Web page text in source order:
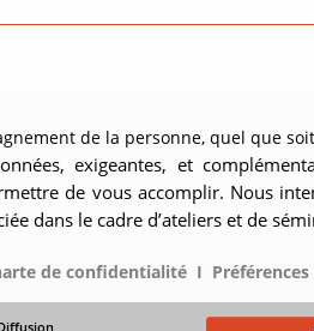
de la personne, quel que
exigeantes, et
de vous accomplir. Nous
dans le cadre d’ateliers et de
de confidentialité I